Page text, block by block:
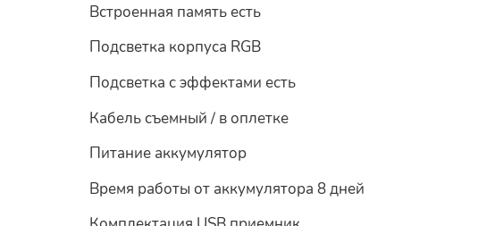
Встроенная память есть
Подсветка корпуса RGB
Подсветка с эффектами есть
Кабель съемный / в оплетке
Питание аккумулятор
Время работы от аккумулятора 8 дней